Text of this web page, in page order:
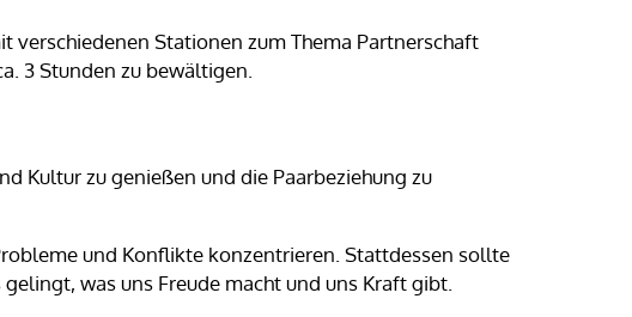
Stationen zum Thema Partnerschaft
3 Stunden zu bewältigen.
Kultur zu genießen und die Paarbeziehung zu
und Konflikte konzentrieren. Stattdessen sollte
was uns Freude macht und uns Kraft gibt.